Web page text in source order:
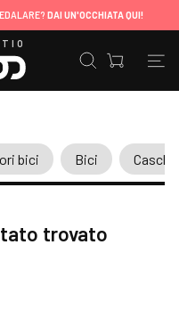
DAI UN'OCCHIATA QUI!
bici Bici Caschi
trovato